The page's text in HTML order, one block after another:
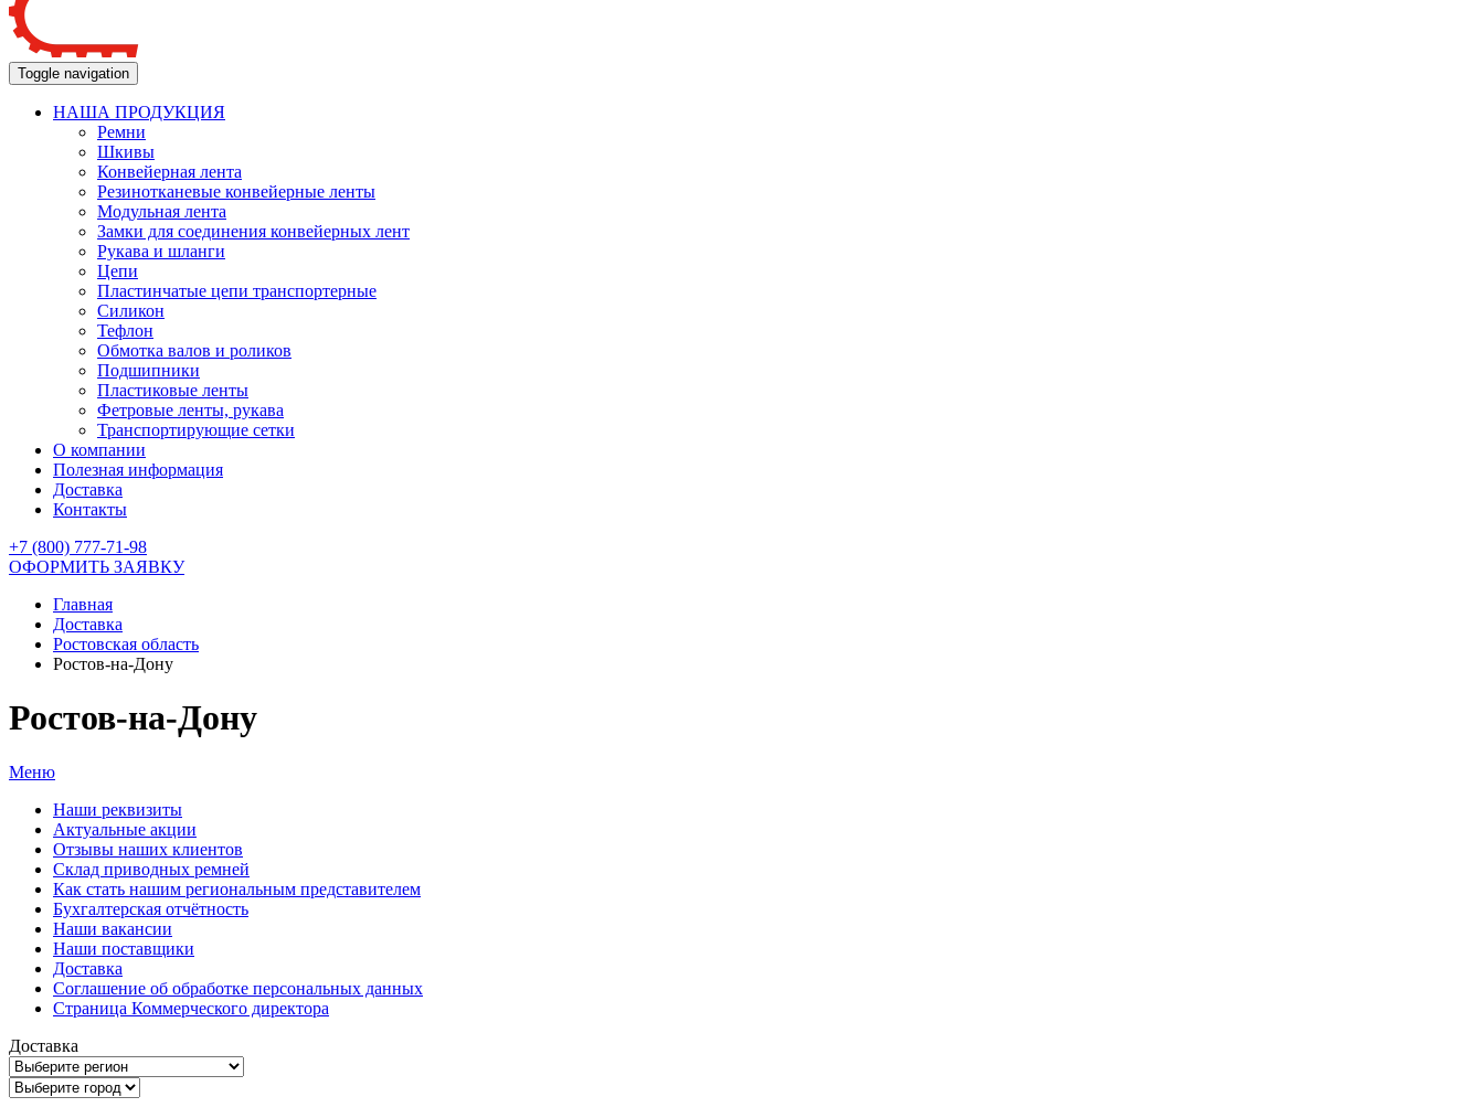
Toggle navigation
НАША ПРОДУКЦИЯ
Ремни
Шкивы
Конвейерная лента
Резинотканевые конвейерные ленты
Модульная лента
Замки для соединения конвейерных лент
Рукава и шланги
Цепи
Пластинчатые цепи транспортерные
Силикон
Тефлон
Обмотка валов и роликов
Подшипники
Пластиковые ленты
Фетровые ленты, рукава
Транспортирующие сетки
О компании
Полезная информация
Доставка
Контакты
+7 (800) 777-71-98
ОФОРМИТЬ ЗАЯВКУ
Главная
Доставка
Ростовская область
Ростов-на-Дону
Ростов-на-Дону
Меню
Наши реквизиты
Актуальные акции
Отзывы наших клиентов
Склад приводных ремней
Как стать нашим региональным представителем
Бухгалтерская отчётность
Наши вакансии
Наши поставщики
Доставка
Соглашение об обработке персональных данных
Страница Коммерческого директора
Доставка